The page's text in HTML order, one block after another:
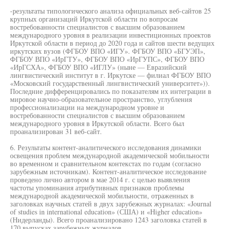
-результаты типологического анализа официальных веб-сайтов 25
крупных организаций Иркутской области по вопросам
востребованности специалистов с высшим образованием
международного уровня в реализации инвестиционных проектов
Иркутской области в период до 2020 года и сайтов шести ведущих
иркутских вузов (ФГБОУ ВПО «ИГУ». ФГБОУ ВПО «БГУЭП»,
ФГБОУ ВПО «ИрГТУ», ФГБОУ ВПО «ИрГУПС», ФГБОУ ВПО
«ИрГСХА», ФГБОУ ВПО «ИГЛУ» (ныне — Евразийский
лингвистический институт в г. Иркутске — филиал ФГБОУ ВПО
«Московский государственный лингвистический университет»)).
Последние дифференцировались по показателям их интеграции в
мировое научно-образовательное пространство, углубления
профессионализации на международном уровне и
востребованности специалистов с высшим образованием
международного уровня в Иркутской области. Всего был
проанализирован 31 веб-сайт.
6. Результаты контент-аналитического исследования динамики
освещения проблем международной академической мобильности
во временном и сравнительном контекстах по годам (согласно
зарубежным источникам). Контент-аналитическое исследование
проведено лично автором в мае 2014 г. с целью выявления
частоты упоминания атрибутивных признаков проблемы
международной академической мобильности, отраженных в
заголовках научных статей в двух зарубежных журналах: «Journal
of studies in international education» (США) и «Higher education»
(Нидерланды). Всего проанализировано 1243 заголовка статей в